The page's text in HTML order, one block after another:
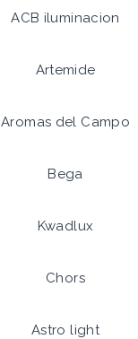
ACB iluminacion
Artemide
Aromas del Campo
Bega
Kwadlux
Chors
Astro light